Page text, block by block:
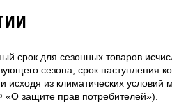
срок для сезонных товаров
сезона, срок наступления
исходя из климатических условий
«О защите прав потребителей»).